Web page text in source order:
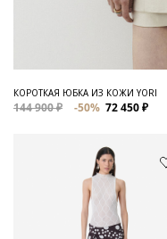
КОРОТКАЯ ЮБКА ИЗ КОЖИ YORI
144 900 ₽ -50% 72 450 ₽